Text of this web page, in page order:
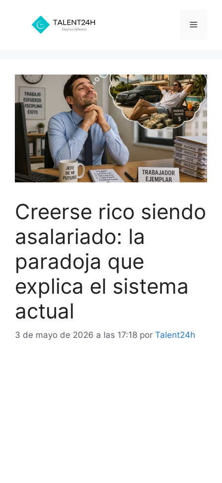
contenido
Menú
Creerse rico siendo
asalariado: la
paradoja que
explica el sistema
actual
3 de mayo de 2026 a las 17:18 por Talent24h